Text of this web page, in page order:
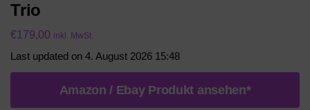
Trio
€179,00 inkl. MwSt.
Last updated on 4. August 2026 15:48
Amazon / Ebay Produkt ansehen*